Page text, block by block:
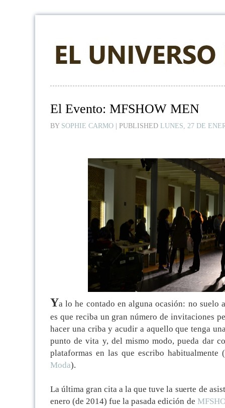
El Evento: MFSHOW MEN
BY SOPHIE CARMO PUBLISHED LUNES, 27 DE
Ya lo he contado en alguna ocasión: no suelo
es que reciba un gran número de invitaciones
hacer una criba y acudir a aquello que tenga
punto de vita y, del mismo modo, pueda dar
plataformas en las que escribo habitualmente (
Moda).
La última gran cita a la que tuve la suerte de
enero (de 2014) fue la pasada edición de